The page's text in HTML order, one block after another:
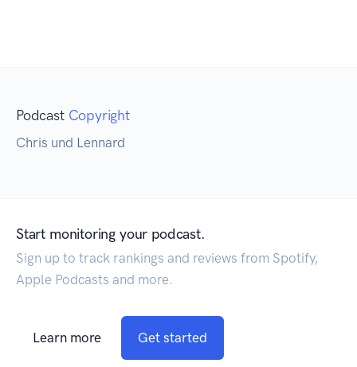
Podcast Copyright
Chris und Lennard
Start monitoring your podcast.
Sign up to track rankings and reviews from Spotify,
Apple Podcasts and more.
Learn more Get started